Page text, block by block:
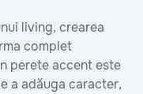
living, crearea
complet
perete accent este
a adăuga caracter,